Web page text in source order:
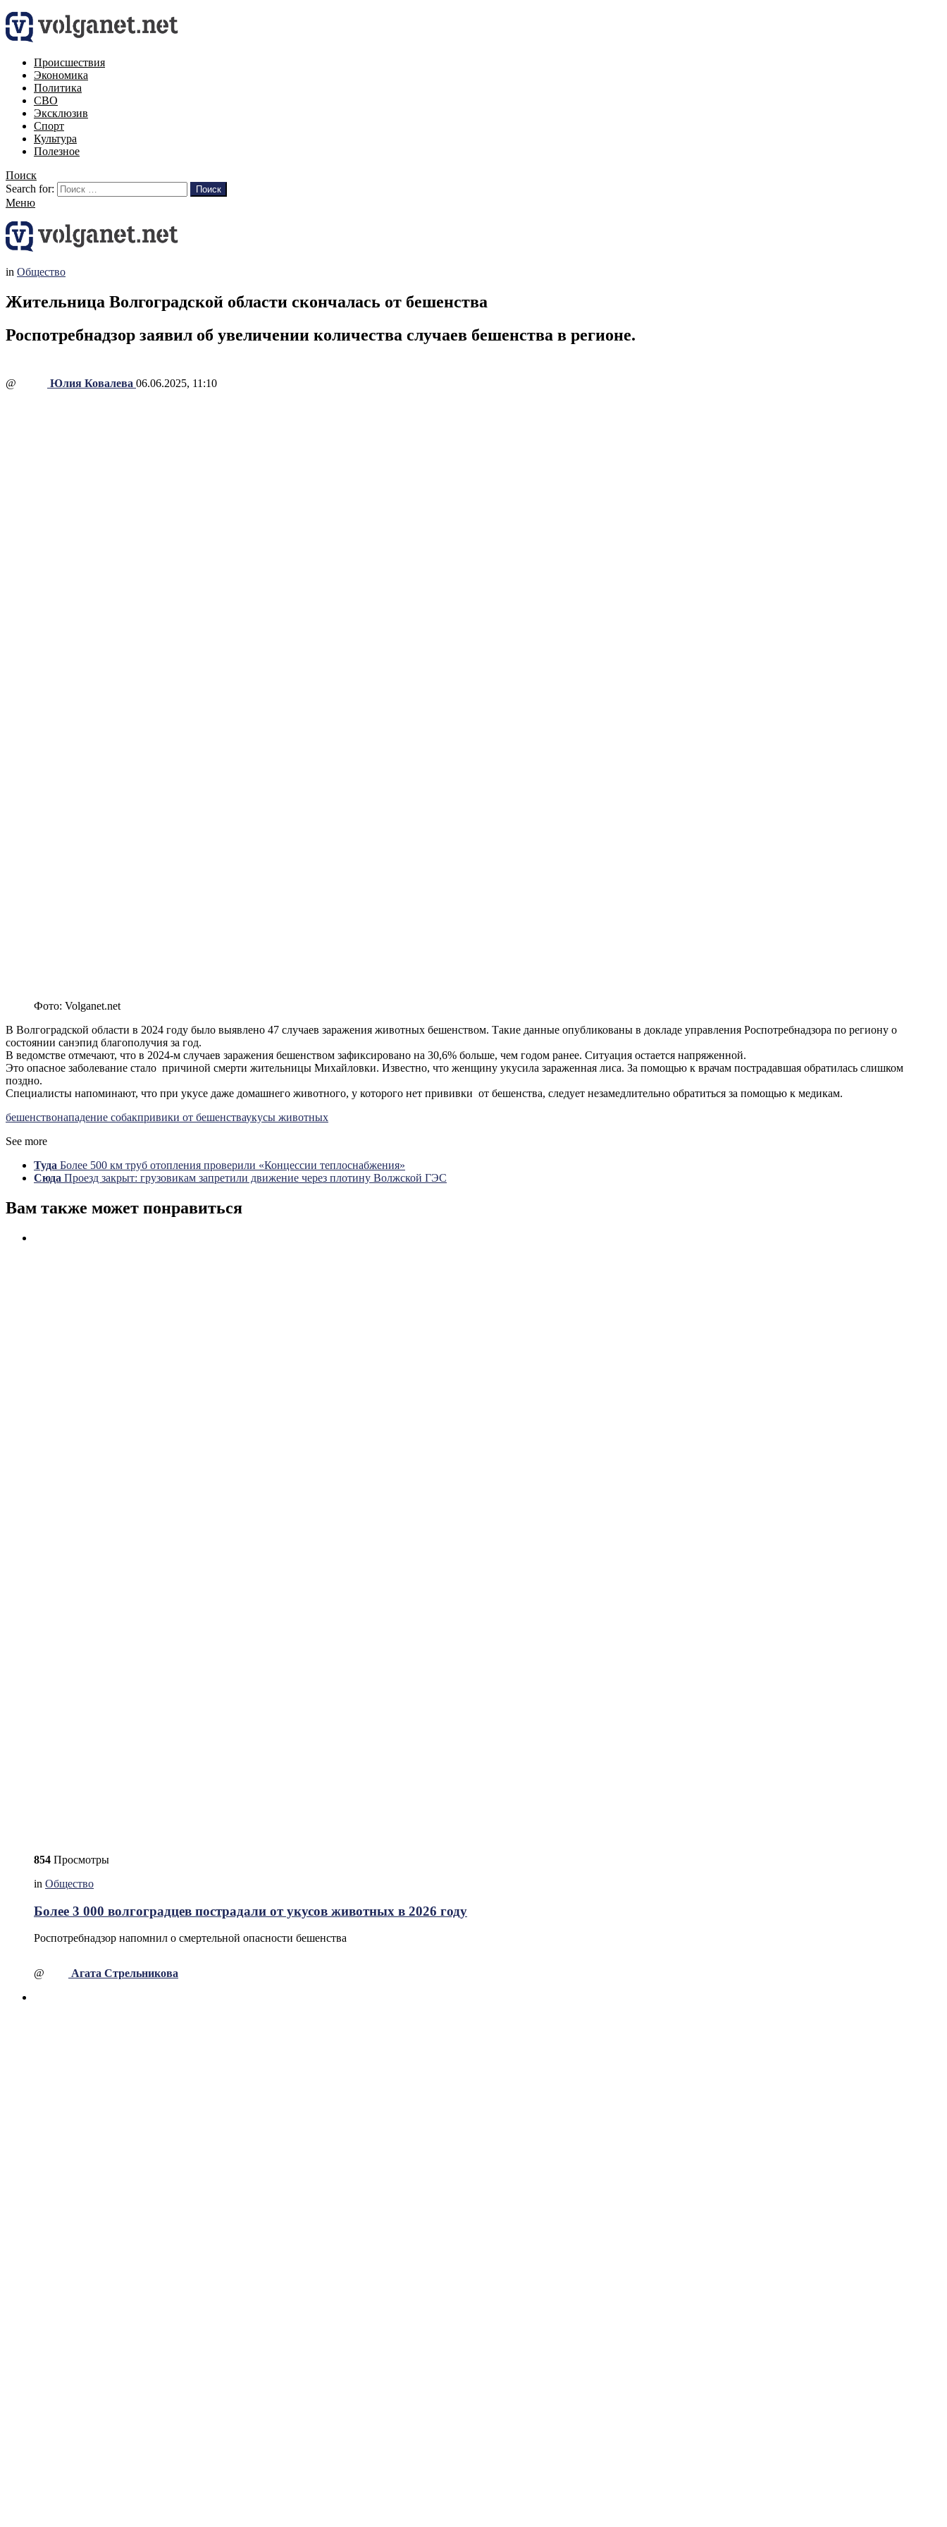
Происшествия
Экономика
Политика
СВО
Эксклюзив
Спорт
Культура
Полезное
Поиск
Search for:
Поиск
Меню
in Общество
Жительница Волгоградской области скончалась от бешенства
Роспотребнадзор заявил об увеличении количества случаев бешенства в регионе.
@ Юлия Ковалева 06.06.2025, 11:10
Фото: Volganet.net
В Волгоградской области в 2024 году было выявлено 47 случаев заражения животных бешенством. Такие данные опубликованы в докладе управления Роспотребнадзора по региону о
состоянии санэпид благополучия за год.
В ведомстве отмечают, что в 2024-м случаев заражения бешенством зафиксировано на 30,6% больше, чем годом ранее. Ситуация остается напряженной.
Это опасное заболевание стало причиной смерти жительницы Михайловки. Известно, что женщину укусила зараженная лиса. За помощью к врачам пострадавшая обратилась слишком
поздно.
Специалисты напоминают, что при укусе даже домашнего животного, у которого нет прививки от бешенства, следует незамедлительно обратиться за помощью к медикам.
бешенствонападение собакпривики от бешенстваукусы животных
See more
Туда Более 500 км труб отопления проверили «Концессии теплоснабжения»
Сюда Проезд закрыт: грузовикам запретили движение через плотину Волжской ГЭС
Вам также может понравиться
854 Просмотры
in Общество
Более 3 000 волгоградцев пострадали от укусов животных в 2026 году
Роспотребнадзор напомнил о смертельной опасности бешенства
@ Агата Стрельникова